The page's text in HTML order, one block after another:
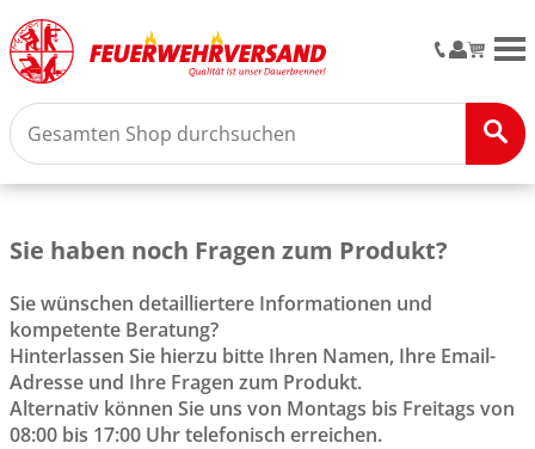
Sie haben noch Fragen zum Produkt?
Sie wünschen detailliertere Informationen und
kompetente Beratung?
Hinterlassen Sie hierzu bitte Ihren Namen, Ihre Email-
Adresse und Ihre Fragen zum Produkt.
Alternativ können Sie uns von Montags bis Freitags von
08:00 bis 17:00 Uhr telefonisch erreichen.